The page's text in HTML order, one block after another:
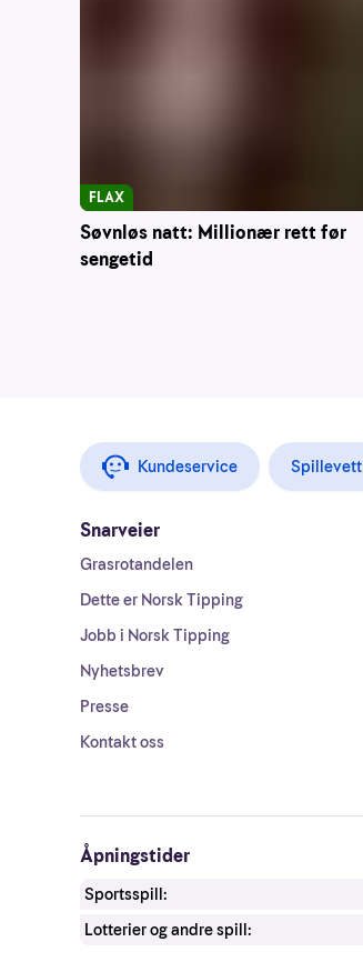
Søvnløs natt: Millionær rett før
sengetid
FLAX
Kundeservice Spillevett
Snarveier
Grasrotandelen
Dette er Norsk Tipping
Jobb i Norsk Tipping
Nyhetsbrev
Presse
Kontakt oss
Åpningstider
Sportsspill:
Lotterier og andre spill: